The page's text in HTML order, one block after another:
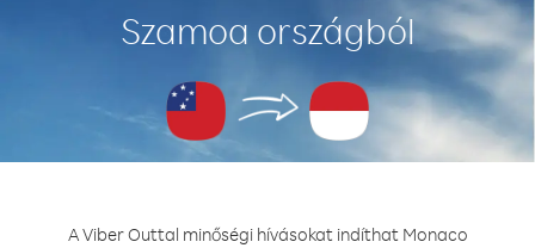
Szamoa országból
A Viber Outtal minőségi hívásokat indíthat Monaco